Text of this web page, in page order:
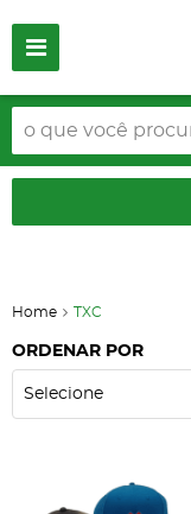
Home TXC
ORDENAR POR
Selecione